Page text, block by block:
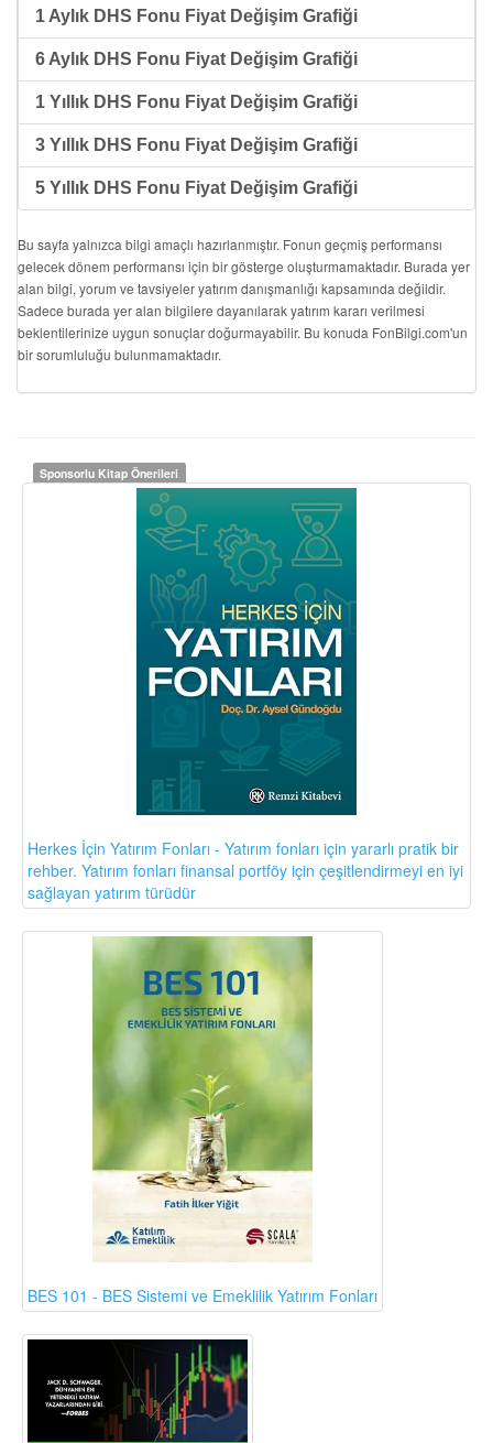
1 Aylık DHS Fonu Fiyat Değişim Grafiği
6 Aylık DHS Fonu Fiyat Değişim Grafiği
1 Yıllık DHS Fonu Fiyat Değişim Grafiği
3 Yıllık DHS Fonu Fiyat Değişim Grafiği
5 Yıllık DHS Fonu Fiyat Değişim Grafiği
Bu sayfa yalnızca bilgi amaçlı hazırlanmıştır. Fonun geçmiş performansı
gelecek dönem performansı için bir gösterge oluşturmamaktadır. Burada yer
alan bilgi, yorum ve tavsiyeler yatırım danışmanlığı kapsamında değildir.
Sadece burada yer alan bilgilere dayanılarak yatırım kararı verilmesi
beklentilerinize uygun sonuçlar doğurmayabilir. Bu konuda FonBilgi.com'un
bir sorumluluğu bulunmamaktadır.
Sponsorlu Kitap Önerileri
Herkes İçin Yatırım Fonları - Yatırım fonları için yararlı pratik bir
rehber. Yatırım fonları finansal portföy için çeşitlendirmeyi en iyi
sağlayan yatırım türüdür
BES 101 - BES Sistemi ve Emeklilik Yatırım Fonları